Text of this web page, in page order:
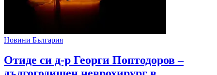
Новини България
Отиде си д-р Георги Поптодоров –